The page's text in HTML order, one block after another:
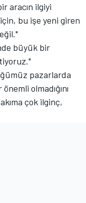
aracın ilgiyi
bu işe yeni giren
büyük bir
pazarlarda
olmadığını
çok ilginç,